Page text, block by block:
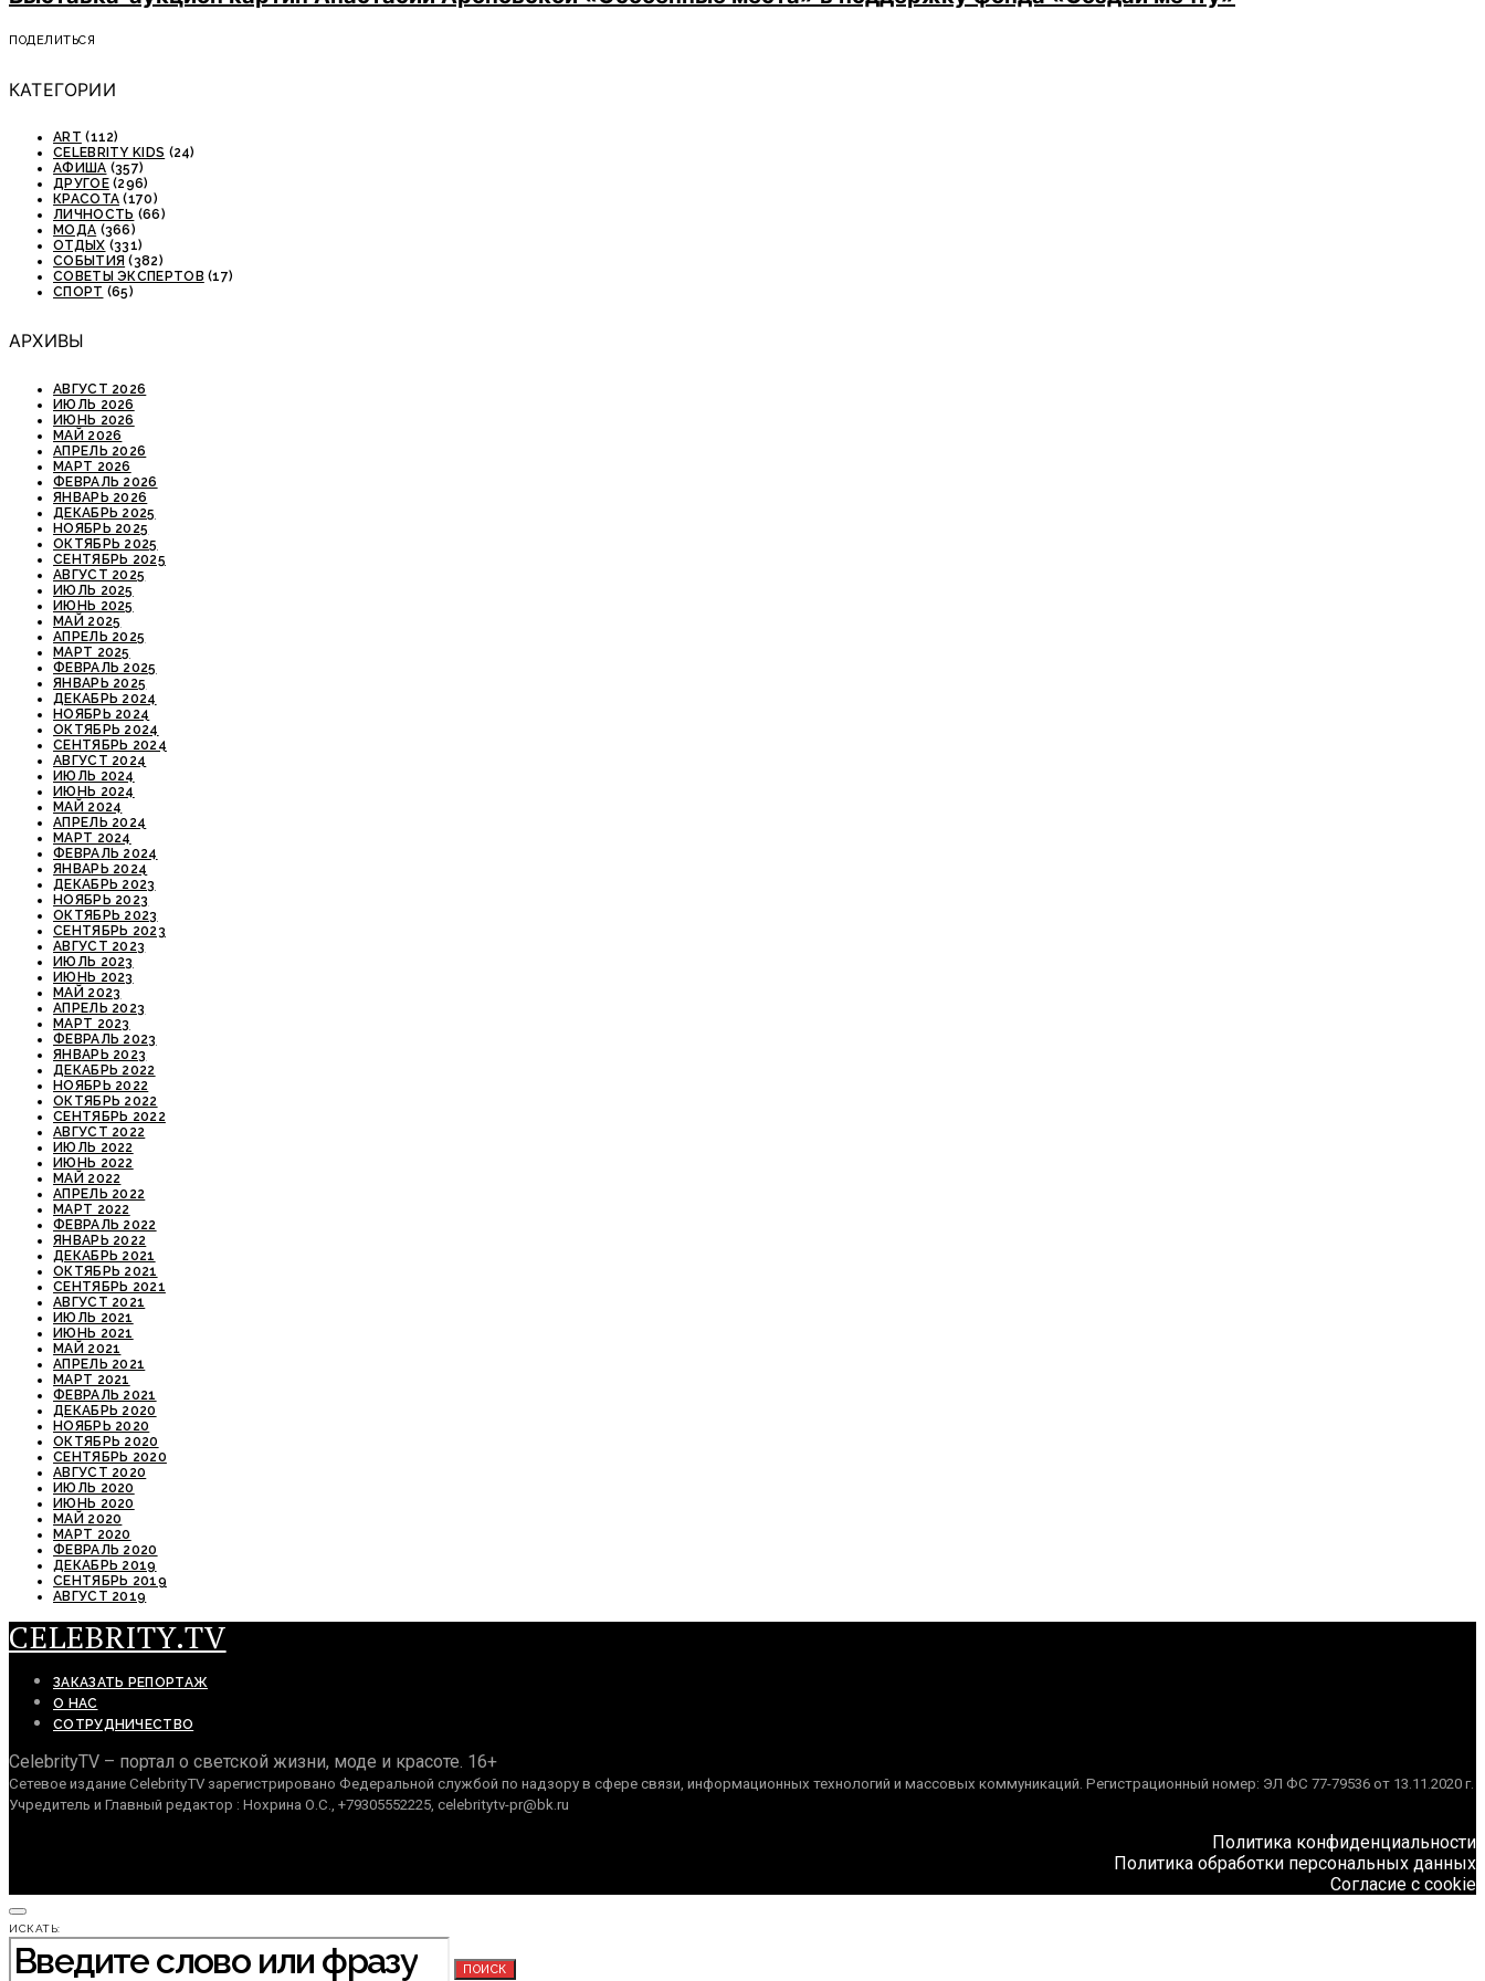
ПОДЕЛИТЬСЯ
КАТЕГОРИИ
ART (112)
CELEBRITY KIDS (24)
АФИША (357)
ДРУГОЕ(296)
КРАСОТА (170)
ЛИЧНОСТЬ (66)
МОДА (366)
ОТДЫХ (331)
СОБЫТИЯ (382)
СОВЕТЫ ЭКСПЕРТОВ (17)
СПОРТ (65)
АРХИВЫ
АВГУСТ 2026
ИЮЛЬ 2026
ИЮНЬ 2026
МАЙ 2026
АПРЕЛЬ 2026
МАРТ 2026
ФЕВРАЛЬ 2026
ЯНВАРЬ 2026
ДЕКАБРЬ 2025
НОЯБРЬ 2025
ОКТЯБРЬ 2025
СЕНТЯБРЬ 2025
АВГУСТ 2025
ИЮЛЬ 2025
ИЮНЬ 2025
МАЙ 2025
АПРЕЛЬ 2025
МАРТ 2025
ФЕВРАЛЬ 2025
ЯНВАРЬ 2025
ДЕКАБРЬ 2024
НОЯБРЬ 2024
ОКТЯБРЬ 2024
СЕНТЯБРЬ 2024
АВГУСТ 2024
ИЮЛЬ 2024
ИЮНЬ 2024
МАЙ 2024
АПРЕЛЬ 2024
МАРТ 2024
ФЕВРАЛЬ 2024
ЯНВАРЬ 2024
ДЕКАБРЬ 2023
НОЯБРЬ 2023
ОКТЯБРЬ 2023
СЕНТЯБРЬ 2023
АВГУСТ 2023
ИЮЛЬ 2023
ИЮНЬ 2023
МАЙ 2023
АПРЕЛЬ 2023
МАРТ 2023
ФЕВРАЛЬ 2023
ЯНВАРЬ 2023
ДЕКАБРЬ 2022
НОЯБРЬ 2022
ОКТЯБРЬ 2022
СЕНТЯБРЬ 2022
АВГУСТ 2022
ИЮЛЬ 2022
ИЮНЬ 2022
МАЙ 2022
АПРЕЛЬ 2022
МАРТ 2022
ФЕВРАЛЬ 2022
ЯНВАРЬ 2022
ДЕКАБРЬ 2021
ОКТЯБРЬ 2021
СЕНТЯБРЬ 2021
АВГУСТ 2021
ИЮЛЬ 2021
ИЮНЬ 2021
МАЙ 2021
АПРЕЛЬ 2021
МАРТ 2021
ФЕВРАЛЬ 2021
ДЕКАБРЬ 2020
НОЯБРЬ 2020
ОКТЯБРЬ 2020
СЕНТЯБРЬ 2020
АВГУСТ 2020
ИЮЛЬ 2020
ИЮНЬ 2020
МАЙ 2020
МАРТ 2020
ФЕВРАЛЬ 2020
ДЕКАБРЬ 2019
СЕНТЯБРЬ 2019
АВГУСТ 2019
CELEBRITY.TV
ЗАКАЗАТЬ РЕПОРТАЖ
О НАС
СОТРУДНИЧЕСТВО
CelebrityTV – портал о светской жизни, моде и красоте. 16+
Сетевое издание CelebrityTV зарегистрировано Федеральной службой по надзору в сфере связи, информационных технологий и массовых коммуникаций. Регистрационный номер: ЭЛ ФС 77-79536 от 13.11.2020 г.
Учредитель и Главный редактор : Нохрина О.С., +79305552225, celebritytv-pr@bk.ru
Политика конфиденциальности
Политика обработки персональных данных
Согласие с cookie
ИСКАТЬ:
ПОИСК